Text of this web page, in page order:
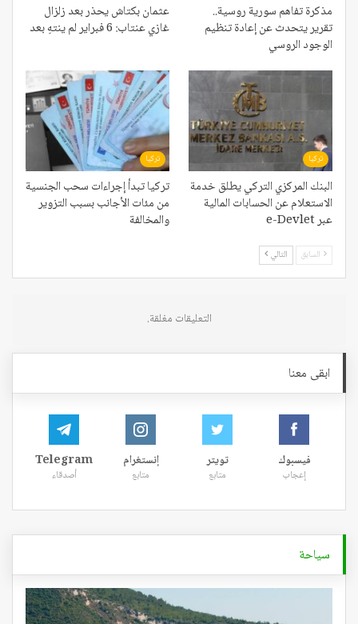
مذكرة تفاهم سورية روسية..
تقرير يتحدث عن إعادة تنظيم
الوجود الروسي
عثمان بكتاش يحذر بعد زلزال
غازي عنتاب: 6 فبراير لم ينتهِ بعد
تركيا
البنك المركزي التركي يطلق خدمة
الاستعلام عن الحسابات المالية
عبر e-Devlet
تركيا
تركيا تبدأ إجراءات سحب الجنسية
من مئات الأجانب بسبب التزوير
والمخالفة
السابق التالي
التعليقات مغلقة.
ابقى معنا
فيسبوك
إعجاب
تويتر
متابع
إنستغرام
متابع
Telegram
أصدقاء
سياحة